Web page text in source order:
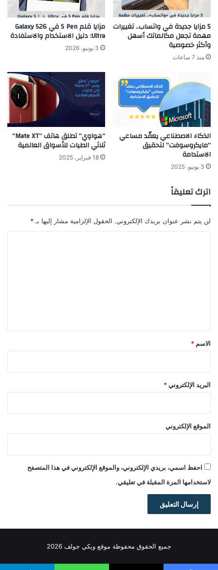
5 مزايا جديدة في واتساب.. تغييرات
مهمة تجعل مكالماتك أسهل
وأكثر خصوصية
منذ 7 ساعات
مزايا قلم S Pen في Galaxy S26
Ultra: دليل الاستخدام والاستفادة
3 يونيو، 2026
الذكاء الاصطناعي يعقّد مساعي
“مايكروسوفت” لتحقيق
الاستدامة
3 يونيو، 2025
“هواوي” تطلق هاتف “Mate XT”
ثلاثي الطيات للأسواق العالمية
18 فبراير، 2025
اترك تعليقاً
لن يتم نشر عنوان بريدك الإلكتروني. الحقول الإلزامية مشار إليها بـ *
*
الاسم *
البريد الإلكتروني *
الموقع الإلكتروني
احفظ اسمي، بريدي الإلكتروني، والموقع الإلكتروني في هذا المتصفح
لاستخدامها المرة المقبلة في تعليقي.
جميع الحقوق محفوظة موقع ويكي جولف 2026